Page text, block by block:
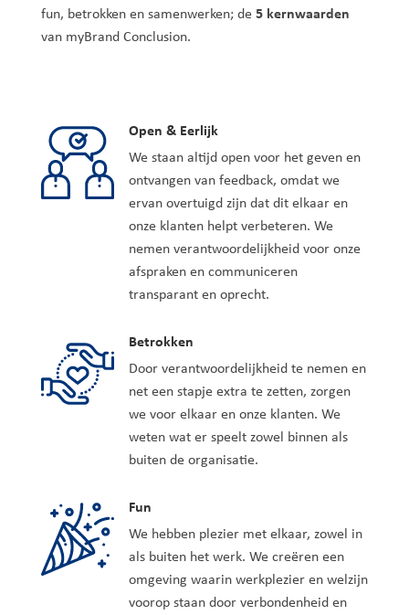
fun, betrokken en samenwerken; de 5 kernwaarden
van myBrand Conclusion.
Open & Eerlijk
We staan altijd open voor het geven en
ontvangen van feedback, omdat we
ervan overtuigd zijn dat dit elkaar en
onze klanten helpt verbeteren. We
nemen verantwoordelijkheid voor onze
afspraken en communiceren
transparant en oprecht.
Betrokken
Door verantwoordelijkheid te nemen en
net een stapje extra te zetten, zorgen
we voor elkaar en onze klanten. We
weten wat er speelt zowel binnen als
buiten de organisatie.
Fun
We hebben plezier met elkaar, zowel in
als buiten het werk. We creëren een
omgeving waarin werkplezier en welzijn
voorop staan door verbondenheid en